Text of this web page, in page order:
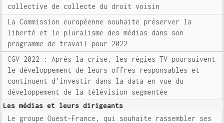
collective de collecte du droit voisin
La Commission européenne souhaite préserver la
liberté et le pluralisme des médias dans son
programme de travail pour 2022
CGV 2022 : Après la crise, les régies TV poursuivent
le développement de leurs offres responsables et
continuent d'investir dans la data en vue du
développement de la télévision segmentée
Les médias et leurs dirigeants
Le groupe Ouest-France, qui souhaite rassembler ses